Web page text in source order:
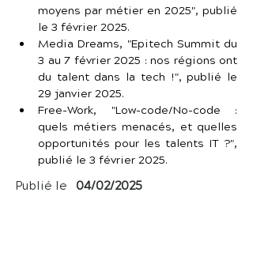
moyens par métier en 2025", publié
le 3 février 2025.
Media Dreams, "Epitech Summit du
3 au 7 février 2025 : nos régions ont
du talent dans la tech !", publié le
29 janvier 2025.
Free-Work, "Low-code/No-code :
quels métiers menacés, et quelles
opportunités pour les talents IT ?",
publié le 3 février 2025.
Publié le 04/02/2025